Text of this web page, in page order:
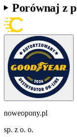
Porównaj z
noweopony.pl
sp. z o. o.